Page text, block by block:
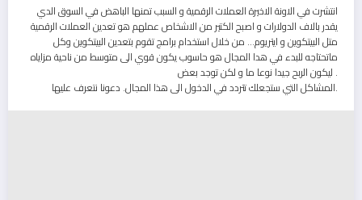
انتشرت في الاونة الاخيرة العملات الرقمية و السبب تمنها الباهض في السوق الدي
يقدر بالاف الدولارات و اصبح الكتير من الاشخاص عملهم هو تعدين العملات الرقمية
متل البيتكوين و ايتريوم… من خلال استخدام برامج تقوم بتعدين البيتكوين وكل
ماتحتاجه للبدء في هدا المجال هو حاسوب يكون قوي الى متوسط من ناحية مزاياه
ليكون الربح جيدا نوعا ما و لكن توجد بعض .
المشاكل التي ستجعلك تتردد في الدخول الى هذا المجال. دعونا نتعرف عليها.